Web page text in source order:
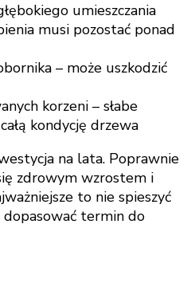
umieszczania
musi pozostać ponad
– może uszkodzić
korzeni – słabe
kondycję drzewa
na lata. Poprawnie
zdrowym wzrostem i
to nie spieszyć
dopasować termin do